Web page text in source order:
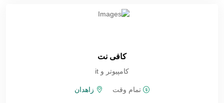
کافی نت
کامپیوتر و it
تمام وقت زاهدان